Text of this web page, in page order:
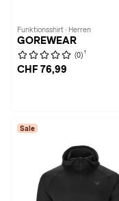
Funktionsshirt · Herren
GOREWEAR
(0) 1
CHF 76,99
Sale